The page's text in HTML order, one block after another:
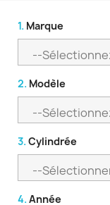
1. Marque
2. Modèle
3. Cylindrée
4. Année